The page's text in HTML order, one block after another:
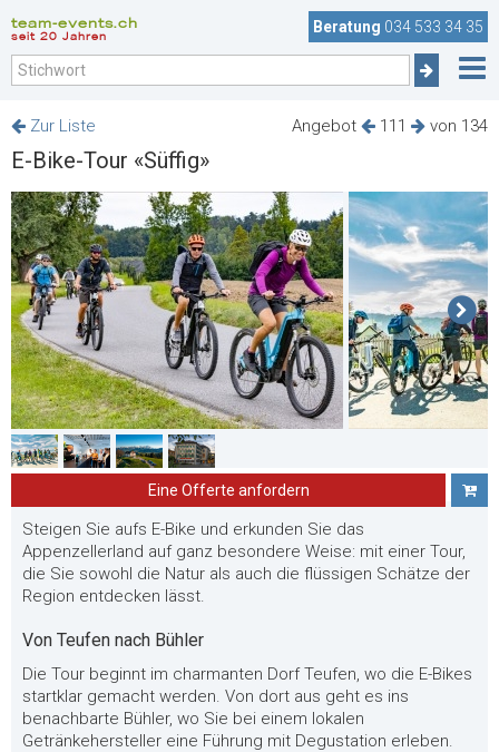
team-events.ch
seit 20 Jahren
Beratung 034 533 34 35
Angebot 111 von 134
Zur Liste
E-Bike-Tour «Süffig»
Eine Offerte anfordern
Steigen Sie aufs E-Bike und erkunden Sie das
Appenzellerland auf ganz besondere Weise: mit einer Tour,
die Sie sowohl die Natur als auch die flüssigen Schätze der
Region entdecken lässt.
Von Teufen nach Bühler
Die Tour beginnt im charmanten Dorf Teufen, wo die E-Bikes
startklar gemacht werden. Von dort aus geht es ins
benachbarte Bühler, wo Sie bei einem lokalen
Getränkehersteller eine Führung mit Degustation erleben.